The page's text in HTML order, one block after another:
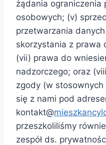
żądania ograniczenia
osobowych; (v)
przetwarzania
skorzystania z prawa
(vii) prawa do
nadzorczego; oraz
zgody (w
się z nami pod
kontakt@
przeszkoliliśmy
zespół ds.